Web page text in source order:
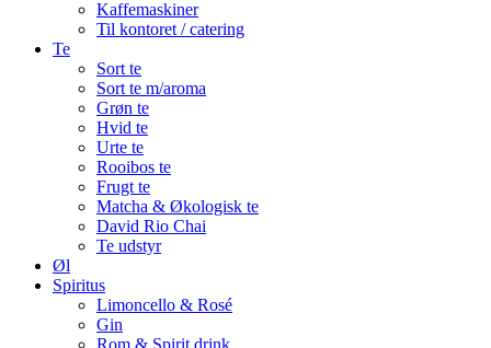
Kaffemaskiner
Til kontoret / catering
Te
Sort te
Sort te m/aroma
Grøn te
Hvid te
Urte te
Rooibos te
Frugt te
Matcha & Økologisk te
David Rio Chai
Te udstyr
Øl
Spiritus
Limoncello & Rosé
Gin